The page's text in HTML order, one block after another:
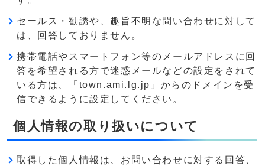
セールス・勧誘や、趣旨不明な問い合わせに対して
は、回答しておりません。
携帯電話やスマートフォン等のメールアドレスに回
答を希望される方で迷惑メールなどの設定をされて
いる方は、「town.ami.lg.jp」からのドメインを受
信できるように設定してください。
個人情報の取り扱いについて
取得した個人情報は、お問い合わせに対する回答、